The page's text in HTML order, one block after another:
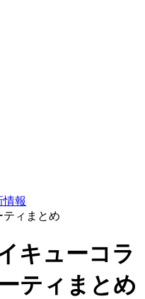
情報
ィまとめ
キューコラ
ティまとめ